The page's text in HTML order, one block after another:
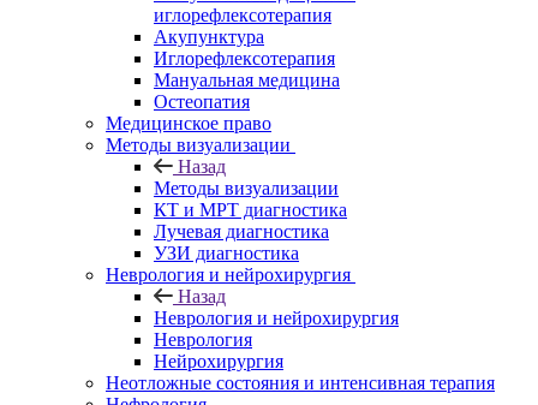
иглорефлексотерапия
Акупунктура
Иглорефлексотерапия
Мануальная медицина
Остеопатия
Медицинское право
Методы визуализации
Назад
Методы визуализации
КТ и МРТ диагностика
Лучевая диагностика
УЗИ диагностика
Неврология и нейрохирургия
Назад
Неврология и нейрохирургия
Неврология
Нейрохирургия
Неотложные состояния и интенсивная терапия